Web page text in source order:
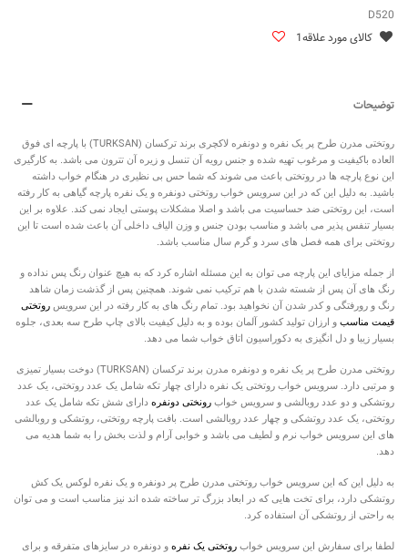
D520
کالای مورد علاقه1
توضیحات
روتختی مدرن طرح پر یک نفره و دونفره لاکچری برند ترکسان (
TURKSAN) با پارچه ای فوق
العاده باکیفیت و مرغوب تهیه شده و جنس رویه آن تنسل و زیره آن تترون می باشد. به کارگیری
این نوع پارچه ها در روتختی باعث می شوند که شما حس بی نظیری در هنگام خواب داشته
باشید. به دلیل این که در این سرویس خواب روتختی دونفره و یک نفره پارچه گیاهی به کار رفته
است، این روتختی ضد حساسیت می باشد و اصلا مشکلات پوستی ایجاد نمی کند. علاوه بر این
بسیار تنفس پذیر می باشد و مناسب بودن جنس و وزن الیاف داخلی آن باعث شده است تا این
روتختی برای همه فصل های سرد و گرم سال مناسب باشد.
از جمله مزایای این پارچه می توان به این مسئله اشاره کرد که به هیچ عنوان رنگ پس نداده و
رنگ های آن پس از شسته شدن با هم ترکیب نمی شوند. همچنین پس از گذشت زمان شاهد
رنگ و رورفتگی و کدر شدن آن نخواهید بود. تمام رنگ های به کار رفته در این سرویس روتختی
قیمت مناسب و ارزان تولید کشور آلمان بوده و به دلیل کیفیت بالای چاپ طرح سه بعدی، جلوه
بسیار زیبا و دل انگیزی به دکوراسیون اتاق خواب شما می دهد.
روتختی مدرن طرح پر یک نفره و دونفره مدرن برند ترکسان (TURKSAN
) دوخت بسیار تمیزی
و مرتبی دارد. سرویس خواب روتختی یک نفره دارای چهار تکه شامل یک عدد روتختی، یک عدد
روتشکی و دو عدد روبالشی و سرویس خواب رونختی دونفره دارای شش تکه شامل یک عدد
روتختی، یک عدد روتشکی و چهار عدد روبالشی است. بافت پارچه روتختی، روتشکی و روبالشی
های این سرویس خواب نرم و لطیف می باشد و خوابی آرام و لذت بخش را به شما هدیه می
دهد.
به دلیل این که این سرویس خواب روتختی مدرن طرح پر دونفره و یک نفره لوکس یک کش
روتشکی دارد، برای تخت هایی که در ابعاد بزرگ تر ساخته شده اند نیز مناسب است و می توان
به راحتی از روتشکی آن استفاده کرد.
لطفا برای سفارش این سرویس خواب روتختی یک نفره و دونفره در سایزهای متفرقه و برای